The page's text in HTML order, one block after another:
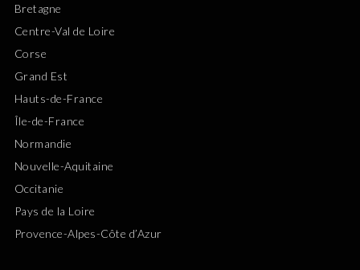
Bretagne
Centre-Val de Loire
Corse
Grand Est
Hauts-de-France
Île-de-France
Normandie
Nouvelle-Aquitaine
Occitanie
Pays de la Loire
Provence-Alpes-Côte d’Azur